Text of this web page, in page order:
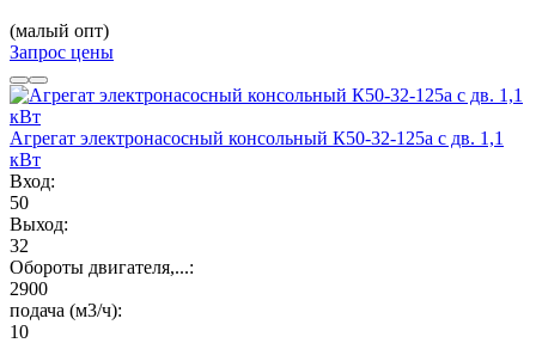
(малый опт)
Запрос цены
Агрегат электронасосный консольный К50-32-125а с дв. 1,1
кВт
Вход:
50
Выход:
32
Обороты двигателя,...:
2900
подача (м3/ч):
10